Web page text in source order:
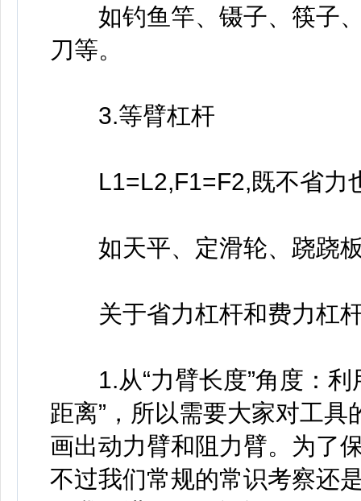
如钓鱼竿、镊子、筷子、
刀等。
3.等臂杠杆
L1=L2,F1=F2,既不省力
如天平、定滑轮、跷跷
关于省力杠杆和费力杠杆
1.从“力臂长度”角度：利
距离”，所以需要大家对工
画出动力臂和阻力臂。为了
不过我们常规的常识考察还